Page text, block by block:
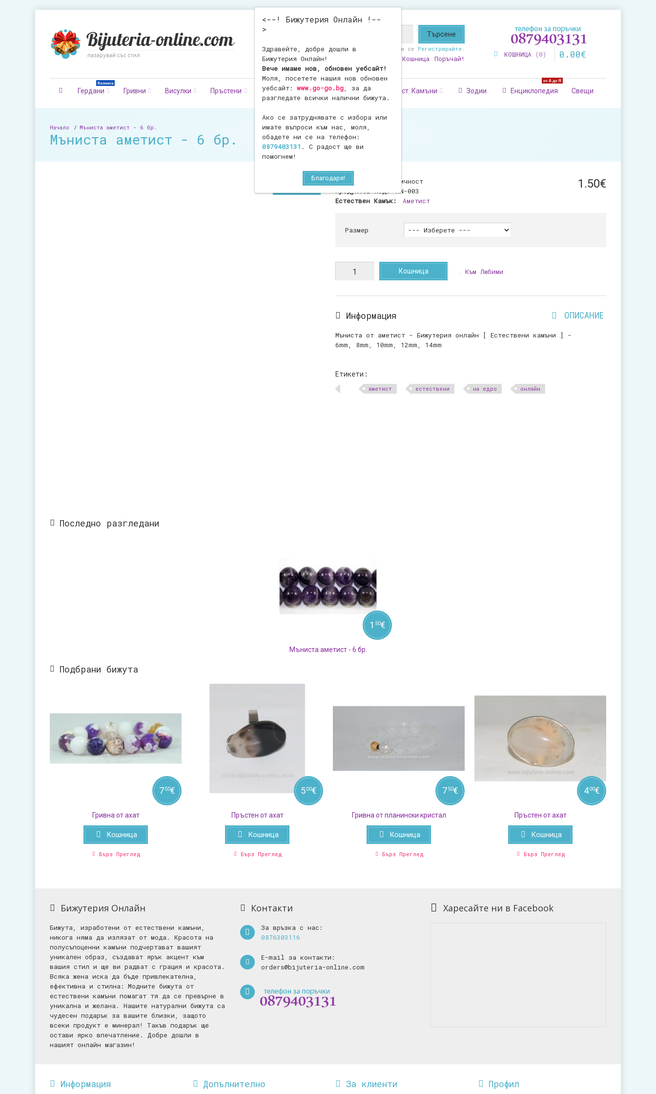
<--! Бижутерия Онлайн !--
>
Здравейте, добре дошли в
Бижутерия Онлайн!
Вече имаме нов, обновен уебсайт!
Моля, посетете нашия нов обновен
уебсайт: www.go-go.bg, за да
разгледате всички налични бижута.
Ако се затруднявате с избора или
имате въпроси към нас, моля,
обадете ни се на телефон:
0879403131 . С радост ще ви
помогнем!
Благодаря!
Здравейте! или се Регистрирайте .
Любими Кошница Поръчай!
КОШНИЦА 0 0 . 00€
Гердани
Колиета
Гривни Висулки Пръстени Обеци Фигурки Броеници Ест. Камъни Зодии Енциклопедия
от А до Я
Свещи
Начало Мъниста аметист - 6 бр.
Мъниста аметист - 6 бр.
Наличност:
В наличност
Продуктов Код:
MN-003
Естествен Камък:
Аметист
1 .50€
Размер
Кошница Към Любими
Информация ОПИСАНИЕ
Мъниста от аметист - Бижутерия онлайн [ Естествени камъни ] -
6mm, 8mm, 10mm, 12mm, 14mm
Етикети:
аметист естествени на едро онлайн
Последно разгледани
Мъниста аметист - 6 бр.
1 50€
Подбрани бижута
Гривна от ахат
750€
Кошница
Бърз Преглед
Пръстен от ахат
500€
Кошница
Бърз Преглед
Гривна от планински кристал
750€
Кошница
Бърз Преглед
Пръстен от ахат
400€
Кошница
Бърз Преглед
Бижутерия Онлайн
Бижута, изработени от естествени камъни,
никога няма да излязат от мода. Красота на
полусъпоценни камъни подчертават вашият
уникален образ, създават ярък акцент към
вашия стил и ще ви радват с грация и красота.
Всяка жена иска да бъде привлекателна,
ефективна и стилна: Mодните бижута от
естествени камъни помагат тя да се превърне в
уникална и желана. Нашите натурални бижута са
чудесен подарък за вашите близки, защото
всеки продукт е минерал! Такъв подарък ще
остави ярко впечатление. Добре дошли в
нашият онлайн магазин!
Контакти
За връзка с нас:
0876303116
E-mail за контакти:
orders@bijuteria-online.com
Харесайте ни в Facebook
Информация Допълнително За клиенти Профил